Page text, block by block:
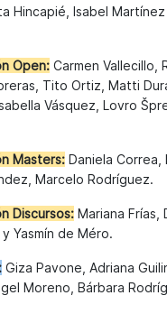
Hincapié, Isabel
Open: Carmen Vallecillo,
Tito Ortiz, Matti
Vásquez, Lovro
Masters: Daniela Correa,
Marcelo Rodríguez.
Discursos: Mariana Frías,
Yasmín de Méro.
Giza Pavone, Adriana
Moreno, Bárbara